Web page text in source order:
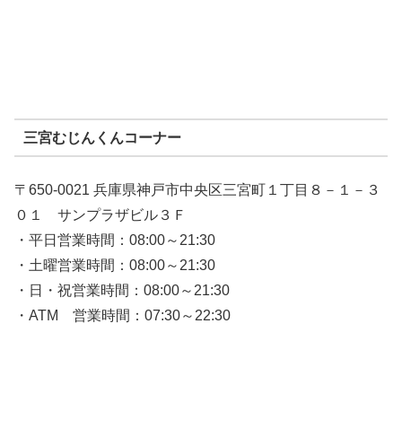
三宮むじんくんコーナー
〒650-0021 兵庫県神戸市中央区三宮町１丁目８－１－３
０１ サンプラザビル３Ｆ
・平日営業時間：08:00～21:30
・土曜営業時間：08:00～21:30
・日・祝営業時間：08:00～21:30
・ATM 営業時間：07:30～22:30